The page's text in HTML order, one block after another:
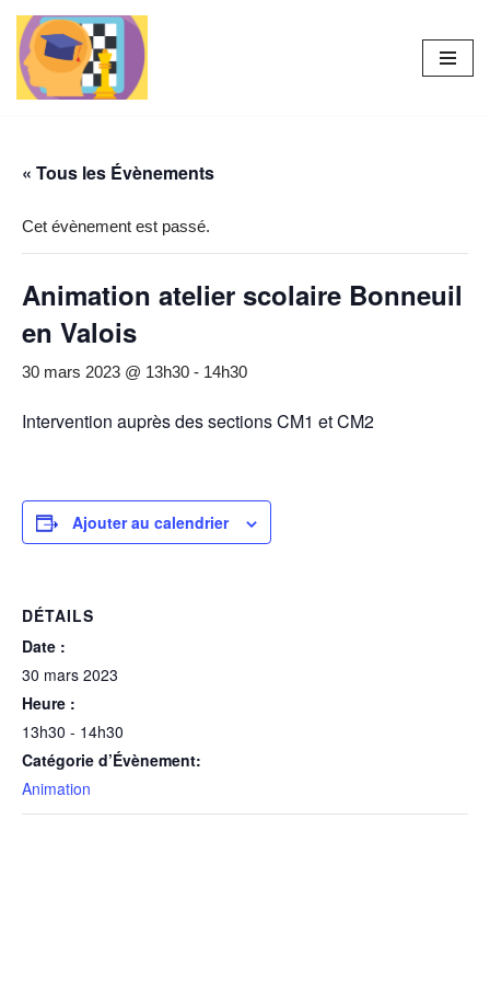
Aller
au
« Tous les Évènements
Cet évènement est passé.
Animation atelier scolaire Bonneuil
en Valois
30 mars 2023 @ 13h30 - 14h30
Intervention auprès des sections CM1 et CM2
Ajouter au calendrier
DÉTAILS
Date :
30 mars 2023
Heure :
13h30 - 14h30
Catégorie d’Évènement:
Animation